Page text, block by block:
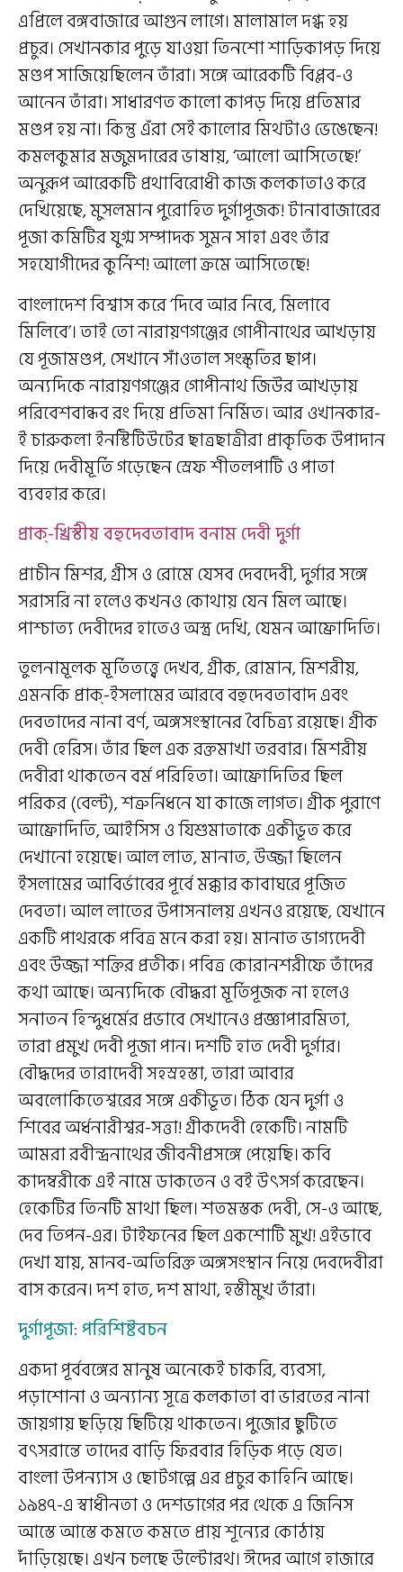
এপ্রিলে বঙ্গবাজারে আগুন লাগে। মালামাল দগ্ধ হয়
প্রচুর। সেখানকার পুড়ে যাওয়া তিনশো শাড়িকাপড় দিয়ে
মণ্ডপ সাজিয়েছিলেন তাঁরা। সঙ্গে আরেকটি বিপ্লব-ও
আনেন তাঁরা। সাধারণত কালো কাপড় দিয়ে প্রতিমার
মণ্ডপ হয় না। কিন্তু এঁরা সেই কালোর মিথটাও ভেঙেছেন!
কমলকুমার মজুমদারের ভাষায়, ‘আলো আসিতেছে!’
অনুরূপ আরেকটি প্রথাবিরোধী কাজ কলকাতাও করে
দেখিয়েছে, মুসলমান পুরোহিত দুর্গাপূজক! টানাবাজারের
পূজা কমিটির যুগ্ম সম্পাদক সুমন সাহা এবং তাঁর
সহযোগীদের কুর্নিশ! আলো ক্রমে আসিতেছে!
বাংলাদেশ বিশ্বাস করে ‘দিবে আর নিবে, মিলাবে
মিলিবে’। তাই তো নারায়ণগঞ্জের গোপীনাথের আখড়ায়
যে পূজামণ্ডপ, সেখানে সাঁওতাল সংস্কৃতির ছাপ।
অন্যদিকে নারায়ণগঞ্জের গোপীনাথ জিউর আখড়ায়
পরিবেশবান্ধব রং দিয়ে প্রতিমা নির্মিত। আর ওখানকার-
ই চারুকলা ইনস্টিটিউটের ছাত্রছাত্রীরা প্রাকৃতিক উপাদান
দিয়ে দেবীমূর্তি গড়েছেন স্রেফ শীতলপাটি ও পাতা
ব্যবহার করে।
প্রাক্-খ্রিস্টীয় বহুদেবতাবাদ বনাম দেবী দুর্গা
প্রাচীন মিশর, গ্রীস ও রোমে যেসব দেবদেবী, দুর্গার সঙ্গে
সরাসরি না হলেও কখনও কোথায় যেন মিল আছে।
পাশ্চাত্য দেবীদের হাতেও অস্ত্র দেখি, যেমন আফ্রোদিতি।
তুলনামূলক মূর্তিতত্ত্বে দেখব, গ্রীক, রোমান, মিশরীয়,
এমনকি প্রাক্-ইসলামের আরবে বহুদেবতাবাদ এবং
দেবতাদের নানা বর্ণ, অঙ্গসংস্থানের বৈচিত্র্য রয়েছে। গ্রীক
দেবী হেরিস। তাঁর ছিল এক রক্তমাখা তরবার। মিশরীয়
দেবীরা থাকতেন বর্ম পরিহিতা। আফ্রোদিতির ছিল
পরিকর (বেল্ট), শত্রুনিধনে যা কাজে লাগত। গ্রীক পুরাণে
আফ্রোদিতি, আইসিস ও যিশুমাতাকে একীভূত করে
দেখানো হয়েছে। আল লাত, মানাত, উজ্জা ছিলেন
ইসলামের আবির্ভাবের পূর্বে মক্কার কাবাঘরে পূজিত
দেবতা। আল লাতের উপাসনালয় এখনও রয়েছে, যেখানে
একটি পাথরকে পবিত্র মনে করা হয়। মানাত ভাগ্যদেবী
এবং উজ্জা শক্তির প্রতীক। পবিত্র কোরানশরীফে তাঁদের
কথা আছে। অন্যদিকে বৌদ্ধরা মূর্তিপূজক না হলেও
সনাতন হিন্দুধর্মের প্রভাবে সেখানেও প্রজ্ঞাপারমিতা,
তারা প্রমুখ দেবী পূজা পান। দশটি হাত দেবী দুর্গার।
বৌদ্ধদের তারাদেবী সহস্রহস্তা, তারা আবার
অবলোকিতেশ্বরের সঙ্গে একীভূত। ঠিক যেন দুর্গা ও
শিবের অর্ধনারীশ্বর-সত্তা! গ্রীকদেবী হেকেটি। নামটি
আমরা রবীন্দ্রনাথের জীবনীপ্রসঙ্গে পেয়েছি। কবি
কাদম্বরীকে এই নামে ডাকতেন ও বই উৎসর্গ করেছেন।
হেকেটির তিনটি মাথা ছিল। শতমস্তক দেবী, সে-ও আছে,
দেব তিপন-এর। টাইফনের ছিল একশোটি মুখ! এইভাবে
দেখা যায়, মানব-অতিরিক্ত অঙ্গসংস্থান নিয়ে দেবদেবীরা
বাস করেন। দশ হাত, দশ মাথা, হস্তীমুখ তাঁরা।
দুর্গাপূজা: পরিশিষ্টবচন
একদা পূর্ববঙ্গের মানুষ অনেকেই চাকরি, ব্যবসা,
পড়াশোনা ও অন্যান্য সূত্রে কলকাতা বা ভারতের নানা
জায়গায় ছড়িয়ে ছিটিয়ে থাকতেন। পুজোর ছুটিতে
বৎসরান্তে তাদের বাড়ি ফিরবার হিড়িক পড়ে যেত।
বাংলা উপন্যাস ও ছোটগল্পে এর প্রচুর কাহিনি আছে।
১৯৪৭-এ স্বাধীনতা ও দেশভাগের পর থেকে এ জিনিস
আস্তে আস্তে কমতে কমতে প্রায় শূন্যের কোঠায়
দাঁড়িয়েছে। এখন চলছে উল্টোরথ। ঈদের আগে হাজারে